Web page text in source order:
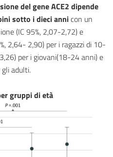
del gene ACE2 dipende
sotto i dieci annicon un
(IC 95%, 2,07-2,72) e
2,64- 2,90) per i ragazzi di 10-
per i giovani(18-24 anni) e
adulti.
gruppi di età